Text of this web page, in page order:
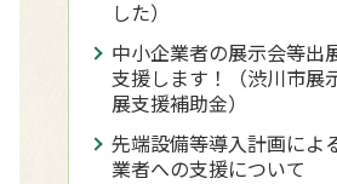
した）
中小企業者の展示会等出
支援します！（渋川市展
展支援補助金）
先端設備等導入計画によ
業者への支援について